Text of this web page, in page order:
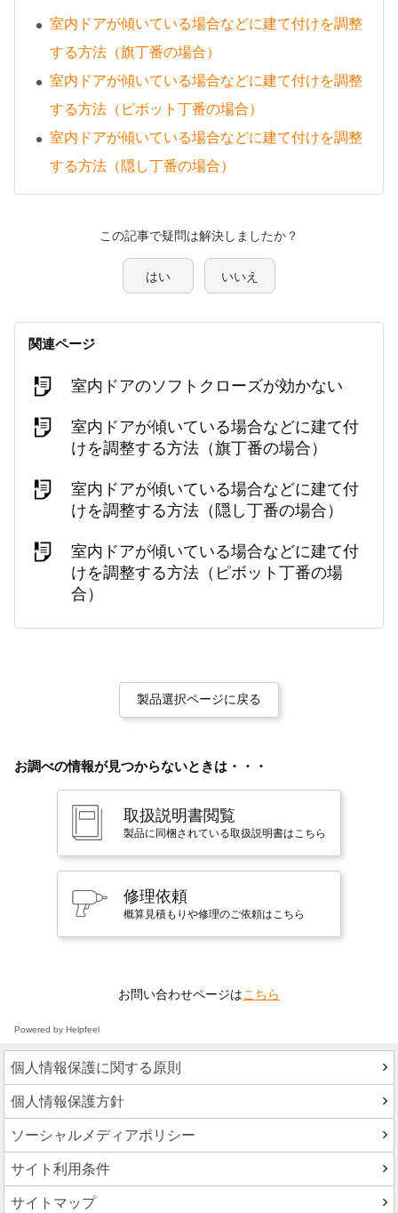
室内ドアが傾いている場合などに建て付けを調整
する方法（旗丁番の場合）
室内ドアが傾いている場合などに建て付けを調整
する方法（ピボット丁番の場合）
室内ドアが傾いている場合などに建て付けを調整
する方法（隠し丁番の場合）
この記事で疑問は解決しましたか？
はい いいえ
関連ページ
室内ドアのソフトクローズが効かない
室内ドアが傾いている場合などに建て付
けを調整する方法（旗丁番の場合）
室内ドアが傾いている場合などに建て付
けを調整する方法（隠し丁番の場合）
室内ドアが傾いている場合などに建て付
けを調整する方法（ピボット丁番の場
合）
製品選択ページに戻る
お調べの情報が見つからないときは・・・
取扱説明書閲覧
製品に同梱されている取扱説明書はこちら
修理依頼
概算見積もりや修理のご依頼はこちら
お問い合わせページはこちら
Powered by Helpfeel
個人情報保護に関する原則
個人情報保護方針
ソーシャルメディアポリシー
サイト利用条件
サイトマップ